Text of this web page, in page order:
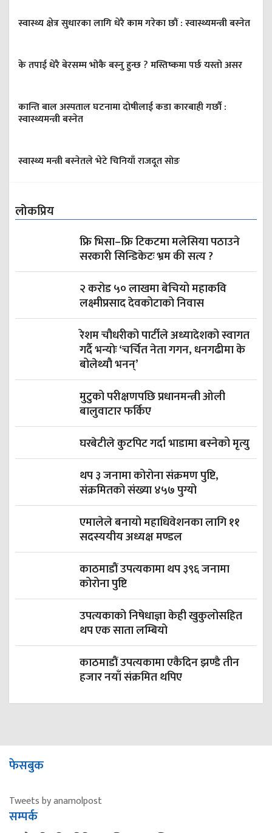
स्वास्थ्य क्षेत्र सुधारका लागि धेरै काम गरेका छौं : स्वास्थ्यमन्त्री बस्नेत
के तपाई धेरै बेरसम्म भोकै बस्नु हुन्छ ? मस्तिष्कमा पर्छ यस्तो असर
कान्ति बाल अस्पताल घटनामा दोषीलाई कडा कारबाही गर्छौ :
स्वास्थ्यमन्त्री बस्नेत
स्वास्थ्य मन्त्री बस्नेतले भेटे चिनियाँ राजदूत सोङ
लोकप्रिय
फ्रि भिसा–फ्रि टिकटमा मलेसिया पठाउने
सरकारी सिन्डिकेटः भ्रम की सत्य ?
२ करोड ५० लाखमा बेचियो महाकवि
लक्ष्मीप्रसाद देवकोटाको निवास
रेशम चौधरीको पार्टीले अध्यादेशको स्वागत
गर्दै भन्योः ‘चर्चित नेता गगन, धनगढीमा के
बोलेथ्यौ भनन्’
मुटुको परीक्षणपछि प्रधानमन्त्री ओली
बालुवाटार फर्किए
घरबेटीले कुटपिट गर्दा भाडामा बस्नेको मृत्यु
थप ३ जनामा कोरोना संक्रमण पुष्टि,
संक्रमितको संख्या ४५७ पुग्यो
एमालेले बनायो महाधिवेशनका लागि ११
सदस्ययीय अध्यक्ष मण्डल
काठमाडौं उपत्यकामा थप ३९६ जनामा
कोरोना पुष्टि
उपत्यकाको निषेधाज्ञा केही खुकुलोसहित
थप एक साता लम्बियो
काठमाडौं उपत्यकामा एकैदिन झण्डै तीन
हजार नयाँ संक्रमित थपिए
फेसबुक
Tweets by anamolpost
सम्पर्क